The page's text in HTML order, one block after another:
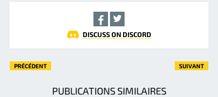
DISCUSS ON DISCORD
PRÉCÉDENT SUIVANT
PUBLICATIONS SIMILAIRES